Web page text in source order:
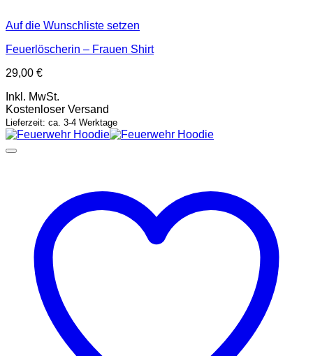
Auf die Wunschliste setzen
Feuerlöscherin – Frauen Shirt
29,00 €
Inkl. MwSt.
Kostenloser Versand
Lieferzeit: ca. 3-4 Werktage